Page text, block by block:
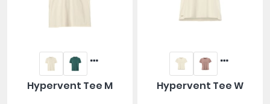
Hypervent Tee M Hypervent Tee W